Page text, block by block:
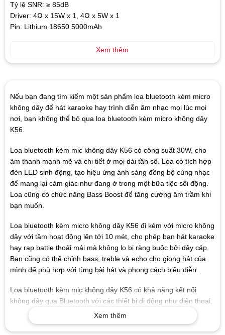
Nếu bạn đang tìm kiếm một sản phẩm loa bluetooth kèm micro
không dây để hát karaoke hay trình diễn âm nhạc mọi lúc mọi
nơi, bạn không thể bỏ qua loa bluetooth kèm micro không dây
K56.
Loa bluetooth kèm mic không dây K56 có công suất 30W, cho
âm thanh mạnh mẽ và chi tiết ở mọi dải tần số. Loa có tích hợp
đèn LED sinh động, tạo hiệu ứng ánh sáng đồng bộ cùng nhạc
để mang lại cảm giác như đang ở trong một bữa tiệc sôi động.
Loa cũng có chức năng Bass Boost để tăng cường âm trầm khi
bạn muốn.
Loa bluetooth kèm micro không dây K56 đi kèm với micro không
dây với tầm hoạt động lên tới 10 mét, cho phép bạn hát karaoke
hay rap battle thoải mái mà không lo bị ràng buộc bởi dây cáp.
Bạn cũng có thể chỉnh bass, treble và echo cho giọng hát của
mình để phù hợp với từng bài hát và phong cách biểu diễn.
Loa bluetooth kèm mic không dây K56 có khả năng kết nối
không dây qua Bluetooth với các thiết bị di động như điện thoại,
máy tính bảng hay laptop. Bạn cũng có thể sử dụng jack 3.5mm
để kết nối với các nguồn phát khác như máy nghe nhạc hay TV.
Xem thêm
Tỷ lệ SNR: ≥ 85dB
Driver: 4Ω x 15W x 1, 4Ω x 5W x 1
Pin: Lithium 18650 5000mAh
Xem thêm